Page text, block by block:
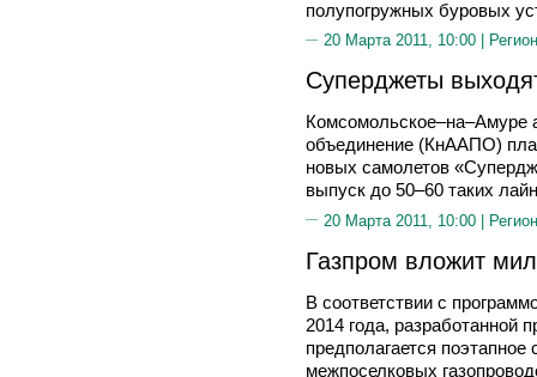
полупогружных буровых
20 Марта 2011, 10:00 |
Суперджеты
Комсомольское–на–Амуре
объединение (КнААПО)
новых самолетов
выпуск до 50–60 таких
20 Марта 2011, 10:00 |
Газпром вложит
В соответствии с
2014 года, разработанной
предполагается
межпоселковых